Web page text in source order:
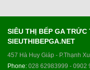
SIÊU THỊ BẾP GA TRỨC
SIEUTHIBEPGA.NET
457 Hà Huy Giáp - P.Thạnh
Phone: 028 62983999 - 0902